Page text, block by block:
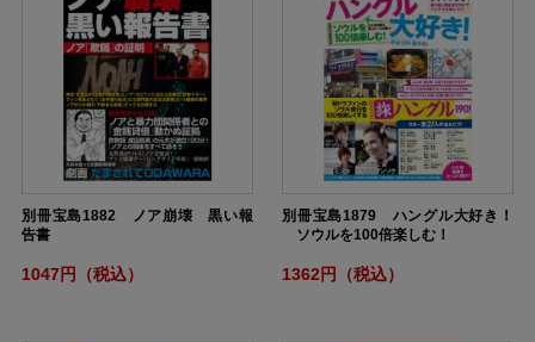
別冊宝島1882 ノア崩壊 黒い報
告書
1047円（税込）
別冊宝島1879 ハングル大好き！
ソウルを100倍楽しむ！
1362円（税込）